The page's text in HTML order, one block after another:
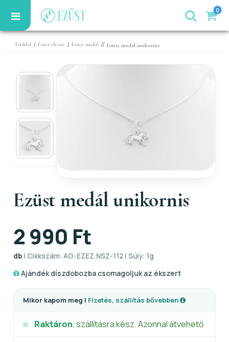
0
Főoldal / Ezüst ékszer / Ezüst medál // Ezüst medál unikornis
Ezüst medál unikornis
2 990 Ft
db | Cikkszám: AG-EZEZ.NSZ-112 | Súly: 1g
Ajándék díszdobozba csomagoljuk az ékszert
Mikor kapom meg | Fizetés, szállítás bővebben
Raktáron, szállításra kész. Azonnal átvehető